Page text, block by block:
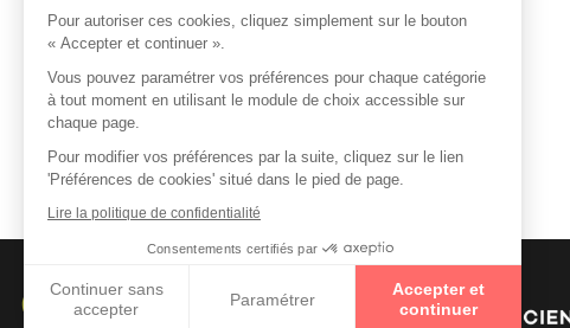
Pour autoriser ces cookies, cliquez simplement sur le bouton
« Accepter et continuer ».
Vous pouvez paramétrer vos préférences pour chaque catégorie
à tout moment en utilisant le module de choix accessible sur
chaque page.
Pour modifier vos préférences par la suite, cliquez sur le lien
'Préférences de cookies' situé dans le pied de page.
Lire la politique de confidentialité
Consentements certifiés par
Continuer sans
accepter
Paramétrer
Accepter et
continuer